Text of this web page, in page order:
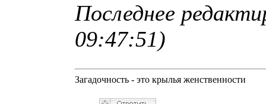
Последнее
09:47:51)
Загадочность - это крылья женственности